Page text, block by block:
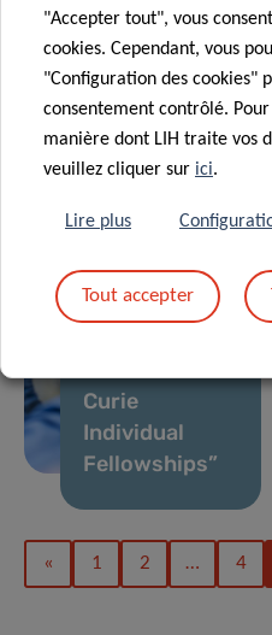
Digital
fight COVID-19
21 Fév 2020
projects to be
supported by
Curie
Individual
Fellowships”
« 1 2 … 4
"Accepter tout", vous
cookies. Cependant, vous
"Configuration des cookies"
consentement contrôlé.
manière dont LIH traite vos
veuillez cliquer sur ici.
Lire plus
Tout accepter